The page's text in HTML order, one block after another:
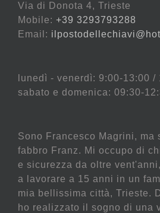
Via di Donota 4, Trieste
Mobile: +39 3293793288
Email:
lunedì - venerdì: 9:00-13:00 /
sabato e domenica: 09:30-
Sono Francesco Magrini, ma
fabbro Franz. Mi occupo di
e sicurezza da oltre
a lavorare a 15 anni in un
mia bellissima città, Trieste.
ho realizzato il sogno di una